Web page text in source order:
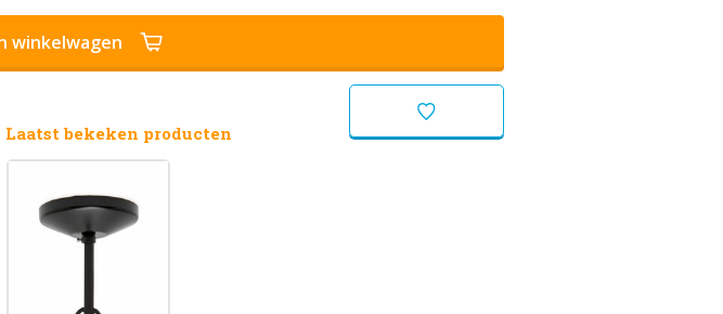
winkelwagen
Laatst bekeken producten